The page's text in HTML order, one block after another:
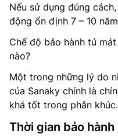
Nếu sử dụng đúng cách,
động ổn định 7 – 10
Chế độ bảo hành tủ
nào?
Một trong những lý do
của Sanaky chính là
khá tốt trong phân khúc.
Thời gian bảo hành